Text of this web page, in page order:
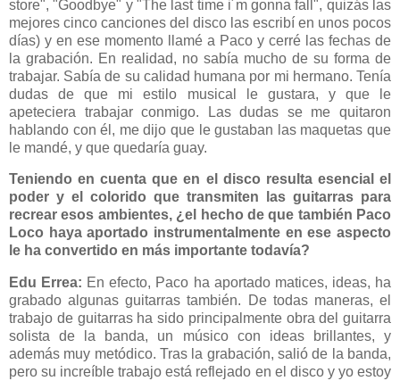
store", "Goodbye" y "The last time i´m gonna fall", quizás las
mejores cinco canciones del disco las escribí en unos pocos
días) y en ese momento llamé a Paco y cerré las fechas de
la grabación. En realidad, no sabía mucho de su forma de
trabajar. Sabía de su calidad humana por mi hermano. Tenía
dudas de que mi estilo musical le gustara, y que le
apeteciera trabajar conmigo. Las dudas se me quitaron
hablando con él, me dijo que le gustaban las maquetas que
le mandé, y que quedaría guay.
Teniendo en cuenta que en el disco resulta esencial el
poder y el colorido que transmiten las guitarras para
recrear esos ambientes, ¿el hecho de que también Paco
Loco haya aportado instrumentalmente en ese aspecto
le ha convertido en más importante todavía?
Edu Errea: En efecto, Paco ha aportado matices, ideas, ha
grabado algunas guitarras también. De todas maneras, el
trabajo de guitarras ha sido principalmente obra del guitarra
solista de la banda, un músico con ideas brillantes, y
además muy metódico. Tras la grabación, salió de la banda,
pero su increíble trabajo está reflejado en el disco y yo estoy